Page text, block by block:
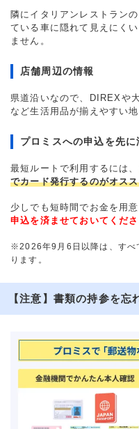
隣にイタリアンレストラン
ている車に隠れて見えにく
ません。
店舗周辺の情報
県道沿いなので、DIREXや
など生活用品が揃えやすい地
プロミスへの申込を先
最短ルートで利用するには、
でカード発行するのがオス
少しでも短時間でお金を用意
申込を済ませておいてくださ
※2026年9月6日以降は、すべ
ります。
【注意】書類の持参を忘